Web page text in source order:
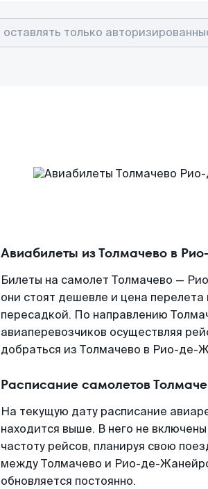
Авиабилеты из Толмачево в
Билеты на самолет Толмачево —
они стоят дешевле и цена
пересадкой. По направлению
авиаперевозчиков осуществляя
добраться из Толмачево в Рио-де-
Расписание самолетов
На текущую дату расписание
находится выше. В него не
частоту рейсов, планируя свою
между Толмачево и Рио-де-
обновляется постоянно.